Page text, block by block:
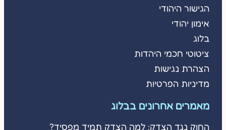
הגישור היהודי
אימון יהודי
בלוג
ציטוטי חכמי היהדות
הצהרת נגישות
מדיניות הפרטיות
מאמרים אחרונים בבלוג
החוק נגד הצדק: למה הצדק תמיד מפסיד?